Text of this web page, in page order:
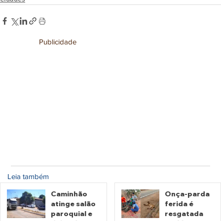
Publicidade
Leia também
Caminhão
atinge salão
paroquial e
Onça-parda
ferida é
resgatada